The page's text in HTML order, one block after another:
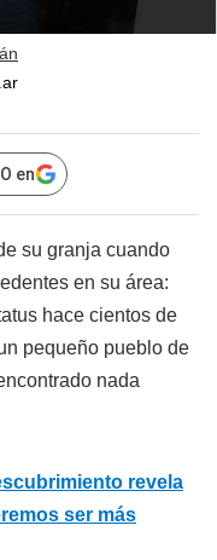
en
su granja cuando
en su área:
hace cientos de
pequeño pueblo de
nada
revela
ser más